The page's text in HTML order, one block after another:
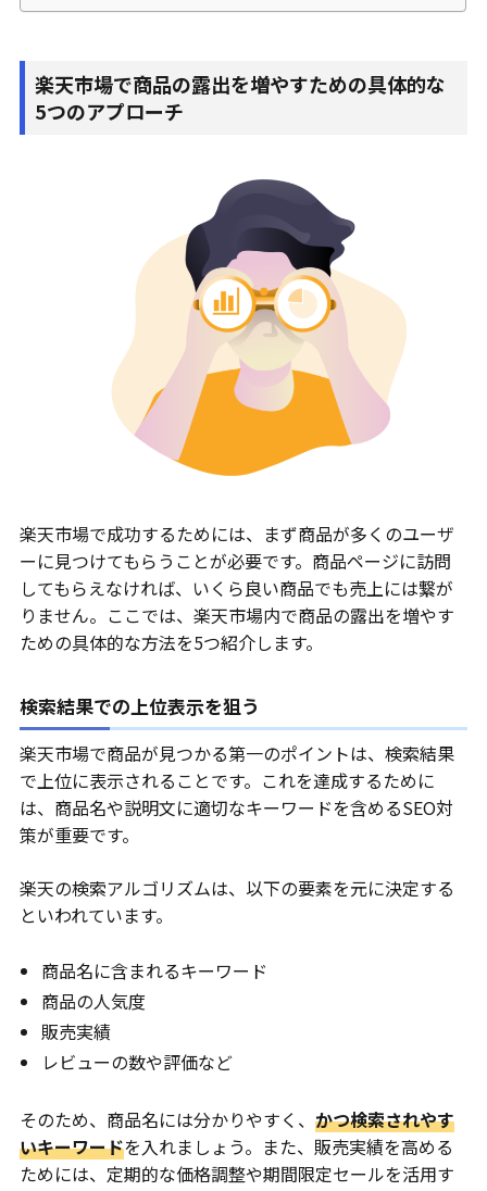
楽天市場で商品の露出を増やすための具体的な
5つのアプローチ
楽天市場で成功するためには、まず商品が多くのユーザ
ーに見つけてもらうことが必要です。商品ページに訪問
してもらえなければ、いくら良い商品でも売上には繋が
りません。ここでは、楽天市場内で商品の露出を増やす
ための具体的な方法を5つ紹介します。
検索結果での上位表示を狙う
楽天市場で商品が見つかる第一のポイントは、検索結果
で上位に表示されることです。これを達成するために
は、商品名や説明文に適切なキーワードを含めるSEO対
策が重要です。
楽天の検索アルゴリズムは、以下の要素を元に決定する
といわれています。
商品名に含まれるキーワード
商品の人気度
販売実績
レビューの数や評価など
そのため、商品名には分かりやすく、かつ検索されやす
いキーワードを入れましょう。また、販売実績を高める
ためには、定期的な価格調整や期間限定セールを活用す